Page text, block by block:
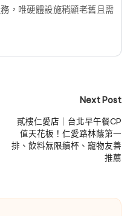
，唯硬體設施稍顯老舊且需
Next Post
貳樓仁愛店｜台北早午餐CP
值天花板！仁愛路林蔭第一
排、飲料無限續杯、寵物友善
推薦